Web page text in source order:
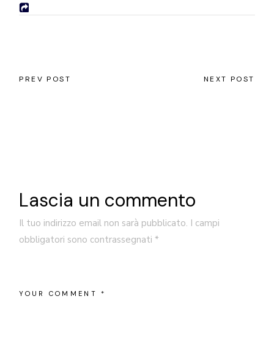
PREV POST NEXT POST
Lascia un commento
Il tuo indirizzo email non sarà pubblicato. I campi
obbligatori sono contrassegnati*